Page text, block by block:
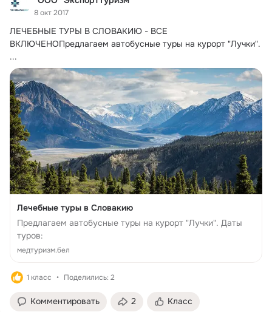
8 окт 2017
ЛЕЧЕБНЫЕ ТУРЫ В СЛОВАКИЮ - ВСЕ
ВКЛЮЧЕНОПредлагаем автобусные туры на курорт "Лучки".
...
Лечебные туры в Словакию
Предлагаем автобусные туры на курорт "Лучки". Даты
туров:
медтуризм.бел
1 класс Поделились: 2
Комментировать 2 Класс